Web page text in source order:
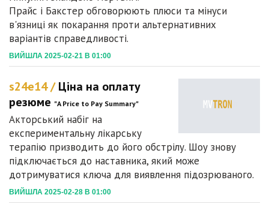
Прайс і Бакстер обговорюють плюси та мінуси
в'язниці як покарання проти альтернативних
варіантів справедливості.
ВИЙШЛА 2025-02-21 В 01:00
s24e14 /Ціна на оплату
резюме "A Price to Pay Summary"
Акторський набіг на
експериментальну лікарську
терапію призводить до його обстрілу. Шоу знову
підключається до наставника, який може
дотримуватися ключа для виявлення підозрюваного.
ВИЙШЛА 2025-02-28 В 01:00